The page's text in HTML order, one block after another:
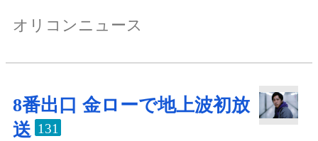
オリコンニュース
8番出口 金ローで地上波初放
送 131